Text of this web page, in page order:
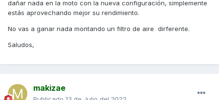
Ahora solo falta algun filtro rollo malosi uqqe mejore la
entrada de aire y ya estaria lista jajaja si sabeis algun
modelo o algo que sirva para esta moto,yo no entontrado
dañar nada en la moto con la nueva configuración, simplemente
estás aprovechando mejor su rendimiento.
No vas a ganar nada montando un filtro de aire dirferente.
Saludos,
makizae